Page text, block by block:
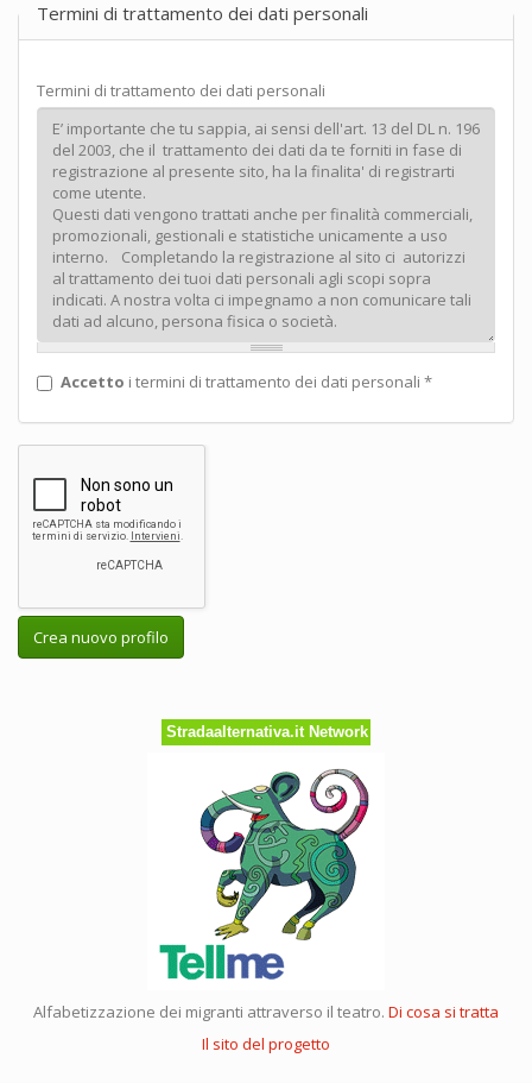
Termini di trattamento dei dati personali
Termini di trattamento dei dati personali
Accetto i termini di trattamento dei dati personali *
Crea nuovo profilo
Stradaalternativa.it Network
Alfabetizzazione dei migranti attraverso il teatro. Di cosa si tratta
Il sito del progetto